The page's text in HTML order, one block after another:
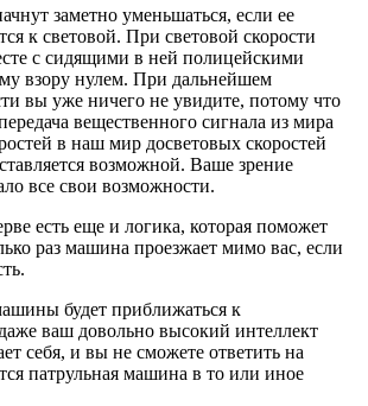
заметно уменьшаться, если ее
к световой. При световой скорости
с сидящими в ней полицейскими
взору нулем. При дальнейшем
вы уже ничего не увидите, потому что
вещественного сигнала из мира
в наш мир досветовых скоростей
возможной. Ваше зрение
все свои возможности.
есть еще и логика, которая поможет
раз машина проезжает мимо вас, если
будет приближаться к
ваш довольно высокий интеллект
себя, и вы не сможете ответить на
патрульная машина в то или иное